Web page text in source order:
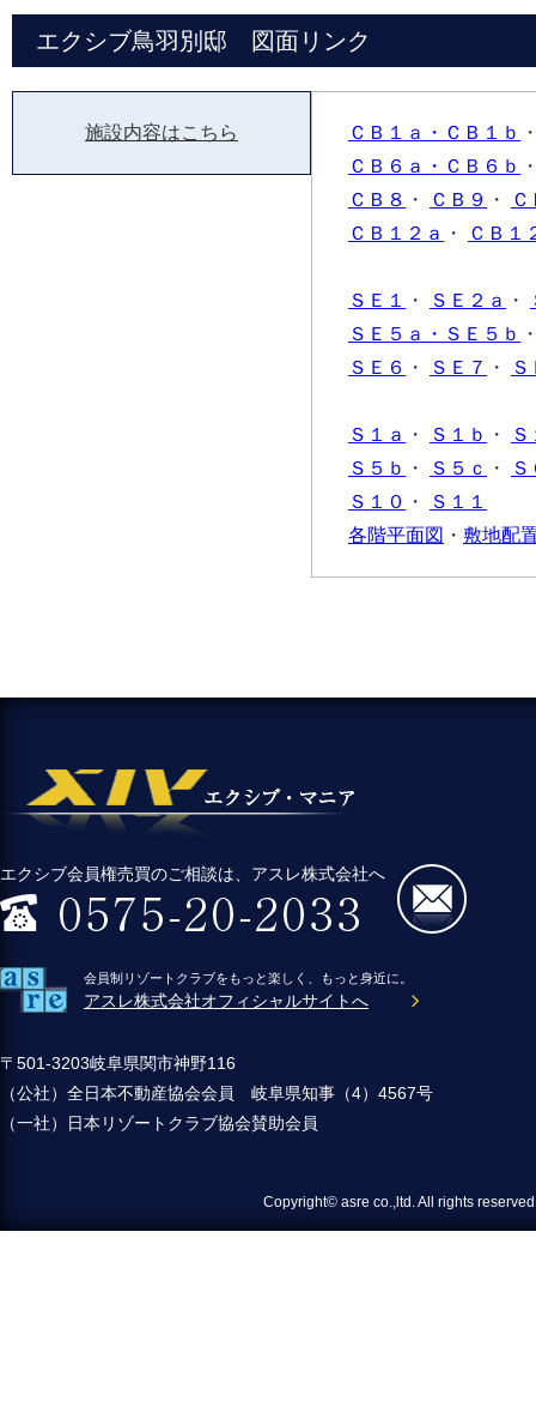
エクシブ鳥羽別邸 図面リンク
施設内容はこちら ＣＢ１ａ・ＣＢ１ｂ
ＣＢ６ａ・ＣＢ６ｂ
ＣＢ８ ・ ＣＢ９ ・
ＣＢ１２ａ
・ ＣＢ１
ＳＥ１ ・ ＳＥ２ａ ・
ＳＥ５ａ・ＳＥ５ｂ
ＳＥ６
・ ＳＥ７ ・
Ｓ１ａ ・ Ｓ１ｂ ・
Ｓ５ｂ
・ Ｓ５ｃ ・
Ｓ１０ ・
Ｓ１１
各階平面図 ・ 敷地配
エクシブ会員権売買のご相談は、アスレ株式会社へ
会員制リゾートクラブをもっと楽しく、もっと身近に。
アスレ株式会社オフィシャルサイトへ
〒501-3203岐阜県関市神野116
（公社）全日本不動産協会会員 岐阜県知事（4）4567号
（一社）日本リゾートクラブ協会賛助会員
Copyright© asre co.,ltd. All rights